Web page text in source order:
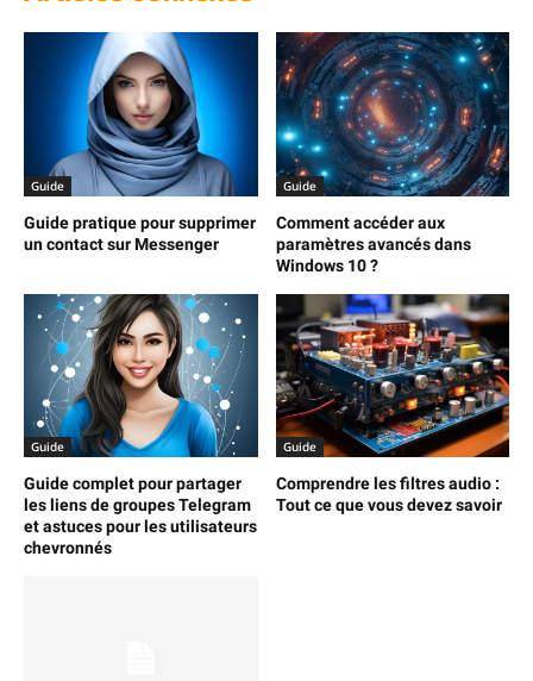
Guide
Guide pratique pour supprimer
un contact sur Messenger
Guide
Comment accéder aux
paramètres avancés dans
Windows 10 ?
Guide
Guide complet pour partager
les liens de groupes Telegram
et astuces pour les utilisateurs
chevronnés
Guide
Comprendre les filtres audio :
Tout ce que vous devez savoir